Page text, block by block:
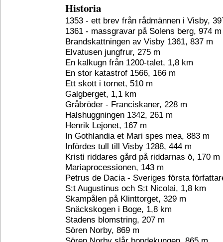
Historia
1353 - ett brev från rådmännen i Visby,
1361 - massgravar på Solens berg, 974 m
Brandskattningen av Visby 1361, 837 m
Elvatusen jungfrur, 275 m
En kalkugn från 1200-talet, 1,8 km
En stor katastrof 1566, 166 m
Ett skott i tornet, 510 m
Galgberget, 1,1 km
Gråbröder - Franciskaner, 228 m
Halshuggningen 1342, 261 m
Henrik Lejonet, 167 m
In Gothlandia et Mari spes mea, 883 m
Infördes tull till Visby 1288, 444 m
Kristi riddares gård på riddarnas ö, 170 m
Mariaprocessionen, 143 m
Petrus de Dacia - Sveriges första
S:t Augustinus och S:t Nicolai, 1,8 km
Skampålen på Klinttorget, 329 m
Snäckskogen i Boge, 1,8 km
Stadens blomstring, 207 m
Sören Norby, 869 m